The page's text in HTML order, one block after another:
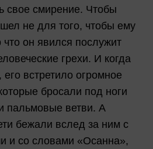
свое смирение. Чтобы
не для того, чтобы ему
он явился послужит
грехи. И когда
встретило огромное
бросали под ноги
пальмовые ветви. А
бежали вслед за ним с
и со словами «Осанна»,